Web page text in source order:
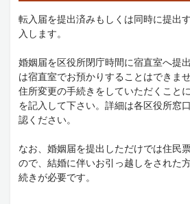
転入届を提出済みもしくは同時に提出
入します。
婚姻届を区役所閉庁時間に宿直室へ提
は宿直室でお預かりすることはできま
住所変更の手続きをしていただくこと
を記入して下さい。詳細は各区役所窓
認ください。
なお、婚姻届を提出しただけでは住民
ので、結婚に伴いお引っ越しをされた
続きが必要です。